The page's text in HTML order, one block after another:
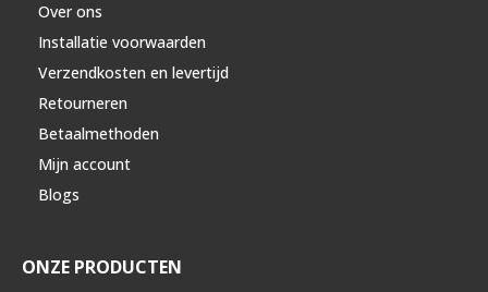
Over ons
Installatie voorwaarden
Verzendkosten en levertijd
Retourneren
Betaalmethoden
Mijn account
Blogs
ONZE PRODUCTEN